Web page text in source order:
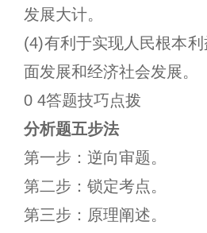
发展大计。
(4)有利于实现人民根本
面发展和经济社会发展。
0 4答题技巧点拨
分析题五步法
第一步：逆向审题。
第二步：锁定考点。
第三步：原理阐述。